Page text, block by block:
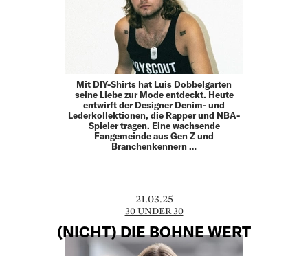
Mit DIY-Shirts hat Luis Dobbelgarten
seine Liebe zur Mode entdeckt. Heute
entwirft der Designer Denim- und
Lederkollektionen, die Rapper und NBA-
Spieler tragen. Eine wachsende
Fangemeinde aus Gen Z und
Branchenkennern …
21.03.25
30 UNDER 30
(NICHT) DIE BOHNE WERT